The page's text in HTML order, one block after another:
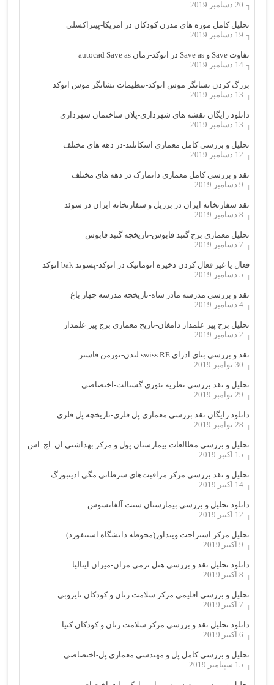
20 دسامبر 2019
تحلیل کامل موزه های مدرن کودکان در امریکا-پیتراکسلی
19 دسامبر 2019
تفاوت Save و Save as در اتوکد-زمان autocad Save as
14 دسامبر 2019
بزرگ کردن نشانگر موس اتوکد-تنظیمات نشانگر موس اتوکد
13 دسامبر 2019
دانلود رایگان نقشه های شهرداری-پلان ساختمان شهرداری
13 دسامبر 2019
تحلیل و بررسی کامل معماری اسکاتلند-در دهه های مختلف
12 دسامبر 2019
نقد و بررسی کامل معماری دانمارک در دهه های مختلف
9 دسامبر 2019
نقد سفارتخانه ایران در برزیل و سفارتخانه ایران در سوئد
8 دسامبر 2019
تحلیل معماری برج گنبد قابوس-تاریخچه گنبد قابوس
7 دسامبر 2019
فعال یا غیر فعال کردن ذخیره اتوماتیک در اتوکد-پسوند bak اتوکد
5 دسامبر 2019
نقد و بررسی مدرسه مادر شاه-تاریخچه مدرسه چهار باغ
4 دسامبر 2019
تحلیل برج پیر علمدار دامغان-تاریخ معماری برج پیر علمدار
2 دسامبر 2019
نقد و بررسی بنای ادرای swiss RE لندن-نورمن فاستر
30 نوامبر 2019
تحلیل و نقد بررسی نظریه تئوری گشتالت-اختصاصی
29 نوامبر 2019
دانلود رایگان نقد بررسی معماری پل فلزی-تاریخچه پل فلزی
28 نوامبر 2019
تحلیل و بررسی مطالعات بیمارستان پول و مرکز بهداشتی ان. اچ. اس
15 اکتبر 2019
تحلیل و نقد بررسی مرکز مراقبت‌های سرطانی مگی ادینبورگ
14 اکتبر 2019
دانلود تحلیل و بررسی بیمارستان سنت آلفانسوس
12 اکتبر 2019
تحلیل مرکز استراحت وینداور(محوطه دانشگاه استنفورد)
9 اکتبر 2019
دانلود تحلیل نقد و بررسی هتل ترمی مران-میران ایتالیا
8 اکتبر 2019
تحلیل و بررسی اقلیمی مرکز سلامت زنان و کودکان نایروبی
7 اکتبر 2019
دانلود تحلیل نقد و بررسی مرکز سلامت زنان و کودکان کنیا
6 اکتبر 2019
تحلیل و بررسی کامل پل و مهندسی معماری پل-اختصاصی
15 سپتامبر 2019